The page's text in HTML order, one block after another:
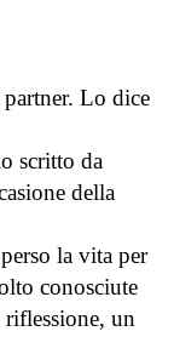
Lo dice
scritto da
della
la vita per
conosciute
un